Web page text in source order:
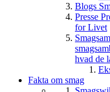
Blogs
Presse
for Livet
hvad de
Fakta om smag